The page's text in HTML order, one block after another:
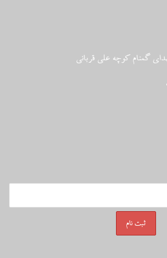
گمنام کوچه علی قربانی